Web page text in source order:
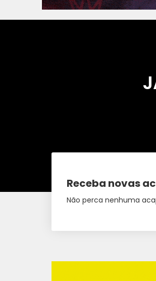
Receba novas
Não perca nenhuma